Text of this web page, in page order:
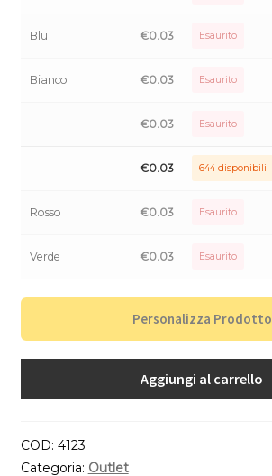
Blu €0.03 Esaurito
Bianco €0.03 Esaurito
€0.03 Esaurito
€0.03 644 disponibili
Rosso €0.03 Esaurito
Verde €0.03 Esaurito
Personalizza Prodotto
Aggiungi al carrello
COD: 4123
Categoria: Outlet